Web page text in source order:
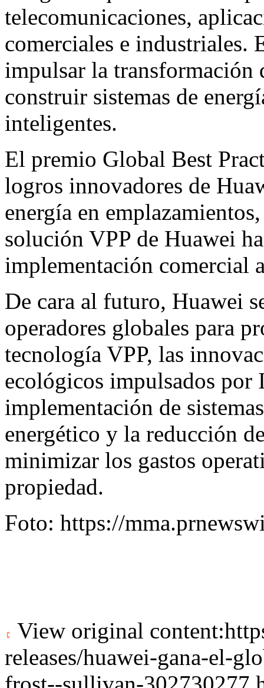
telecomunicaciones,
comerciales e industriales.
impulsar la transformación
construir sistemas de
inteligentes.
El premio Global Best
logros innovadores de
energía en
solución VPP de Huawei
implementación comercial
De cara al futuro, Huawei
operadores globales para
tecnología VPP, las
ecológicos impulsados por
implementación de
energético y la reducción
minimizar los gastos
propiedad.
Foto: https://
View original content:
releases/huawei-gana-el-